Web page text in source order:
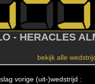
- HERACLES
bekijk alle
vorige (uit-)wedstrijd :